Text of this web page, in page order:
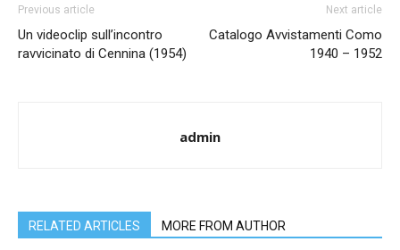
Previous article
Un videoclip sull’incontro
ravvicinato di Cennina (1954)
Next article
Catalogo Avvistamenti Como
1940 – 1952
admin
RELATED ARTICLES MORE FROM AUTHOR